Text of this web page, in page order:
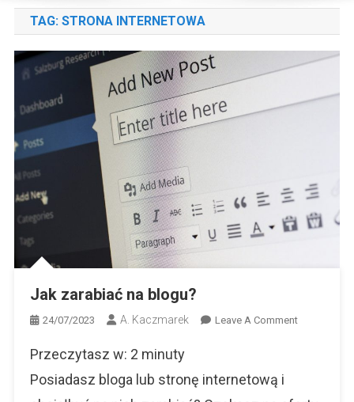
TAG: STRONA INTERNETOWA
Jak zarabiać na blogu?
24/07/2023 A. Kaczmarek Leave A CommentOn
Przeczytasz w: 2 minuty
Posiadasz bloga lub stronę internetową i